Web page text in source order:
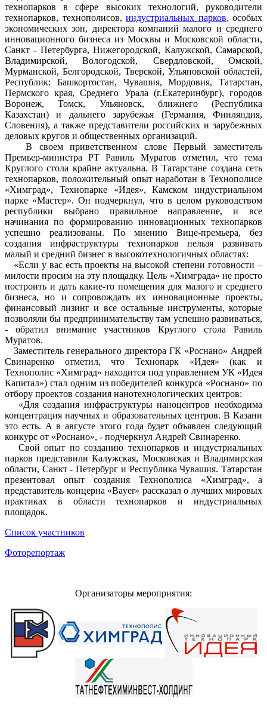
технопарков в сфере высоких технологий, руководители
технопарков, технополисов, индустриальных парков, особых
экономических зон, директора компаний малого и среднего
инновационного бизнеса из Москвы и Московской области,
Санкт - Петербурга, Нижегородской, Калужской, Самарской,
Владимирской, Вологодской, Свердловской, Омской,
Мурманской, Белгородской, Тверской, Ульяновской областей,
Республик: Башкортостан, Чувашия, Мордовия, Татарстан,
Пермского края, Среднего Урала (г.Екатеринбург), городов
Воронеж, Томск, Ульяновск, ближнего (Республика
Казахстан) и дальнего зарубежья (Германия, Финляндия,
Словения), а также представители российских и зарубежных
деловых кругов и общественных организаций.
В своем приветственном слове Первый заместитель
Премьер-министра РТ Равиль Муратов отметил, что тема
Круглого стола крайне актуальна. В Татарстане создана сеть
технопарков, положительный опыт наработан в Технополисе
«Химград», Технопарке «Идея», Камском индустриальном
парке «Мастер». Он подчеркнул, что в целом руководством
республики выбрано правильное направление, и все
начинания по формированию инновационных технопарков
успешно реализованы. По мнению Вице-премьера, без
создания инфраструктуры технопарков нельзя развивать
малый и средний бизнес в высокотехнологичных областях:
«Если у вас есть проекты на высокой степени готовности –
милости просим на эту площадку. Цель «Химграда» не просто
построить и дать какие-то помещения для малого и среднего
бизнеса, но и сопровождать их инновационные проекты,
финансовый лизинг и все остальные инструменты, которые
позволяли бы предпринимательству там успешно развиваться,
- обратил внимание участников Круглого стола Равиль
Муратов.
Заместитель генерального директора ГК «Роснано» Андрей
Свинаренко отметил, что Технопарк «Идея» (как и
Технополис «Химград» находится под управлением УК «Идея
Капитал») стал одним из победителей конкурса «Роснано» по
отбору проектов создания нанотехнологических центров:
«Для создания инфраструктуры наноцентров необходима
концентрация научных и образовательных центров. В Казани
это есть. А в августе этого года будет объявлен следующий
конкурс от «Роснано», - подчеркнул Андрей Свинаренко.
Свой опыт по созданию технопарков и индустриальных
парков представили Калужская, Московская и Владимирская
области, Санкт - Петербург и Республика Чувашия. Татарстан
презентовал опыт создания Технополиса «Химград», а
представитель концерна «Bayer» рассказал о лучших мировых
практиках в области технопарков и индустриальных
площадок.
Cписок участников
Фоторепортаж
Организаторы мероприятия: